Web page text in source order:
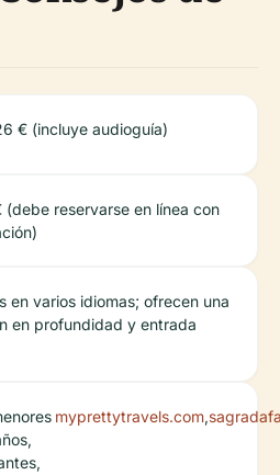
€ (incluye audioguía)
(debe reservarse en línea con
en varios idiomas; ofrecen una
en profundidad y entrada
myprettytravels.com,